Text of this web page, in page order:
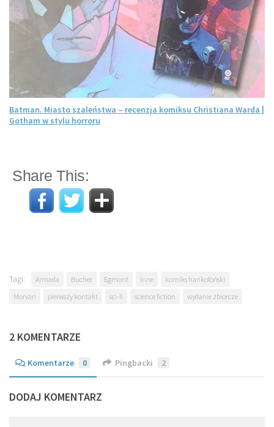
Batman. Miasto szaleństwa – recenzja komiksu Christiana Warda |
Gotham w stylu horroru
Share This:
Tagi: Armada Buchet Egmont Inne
komiks frankofoński
Morvan
pierwszy kontakt sci-fi science fiction wydanie zbiorcze
2 KOMENTARZE
Komentarze 0 Pingbacki 2
DODAJ KOMENTARZ